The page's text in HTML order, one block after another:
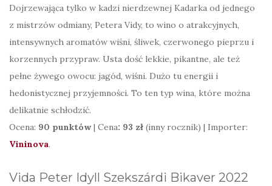
Dojrzewająca tylko w kadzi nierdzewnej Kadarka od jednego
z mistrzów odmiany, Petera Vidy, to wino o atrakcyjnych,
intensywnych aromatów wiśni, śliwek, czerwonego pieprzu i
korzennych przypraw. Usta dość lekkie, pikantne, ale też
pełne żywego owocu: jagód, wiśni. Dużo tu energii i
hedonistycznej przyjemności. To ten typ wina, które można
delikatnie schłodzić.
Ocena: 90 punktów | Cena: 93 zł (inny rocznik) | Importer:
Vininova.
Vida Peter Idyll Szekszárdi Bikaver 2022